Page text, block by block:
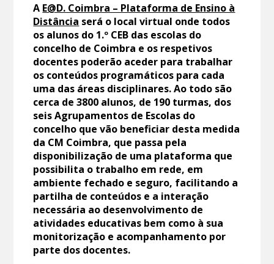
A E@D. Coimbra – Plataforma de Ensino à
Distância será o local virtual onde todos
os alunos do 1.º CEB das escolas do
concelho de Coimbra e os respetivos
docentes poderão aceder para trabalhar
os conteúdos programáticos para cada
uma das áreas disciplinares. Ao todo são
cerca de 3800 alunos, de 190 turmas, dos
seis Agrupamentos de Escolas do
concelho que vão beneficiar desta medida
da CM Coimbra, que passa pela
disponibilização de uma plataforma que
possibilita o trabalho em rede, em
ambiente fechado e seguro, facilitando a
partilha de conteúdos e a interação
necessária ao desenvolvimento de
atividades educativas bem como à sua
monitorização e acompanhamento por
parte dos docentes.